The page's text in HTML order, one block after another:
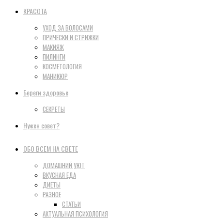
КРАСОТА
УХОД ЗА ВОЛОСАМИ
ПРИЧЕСКИ И СТРИЖКИ
МАКИЯЖ
ПИЛИНГИ
КОСМЕТОЛОГИЯ
МАНИКЮР
Береги здоровье
СЕКРЕТЫ
Нужен совет?
ОБО ВСЕМ НА СВЕТЕ
ДОМАШНИЙ УЮТ
ВКУСНАЯ ЕДА
ДИЕТЫ
РАЗНОЕ
СТАТЬИ
АКТУАЛЬНАЯ ПСИХОЛОГИЯ